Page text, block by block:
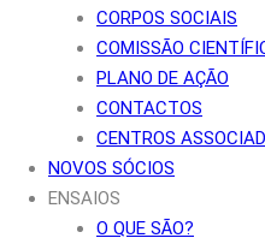
CORPOS SOCIAIS
COMISSÃO
PLANO DE AÇÃO
CONTACTOS
CENTROS
NOVOS SÓCIOS
ENSAIOS
O QUE SÃO?